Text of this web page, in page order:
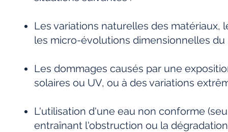
Les variations naturelles des
les micro-évolutions dimensionnelles
Les dommages causés par une
solaires ou UV, ou à des variations
L'utilisation d'une eau non conforme
entraînant l'obstruction ou la